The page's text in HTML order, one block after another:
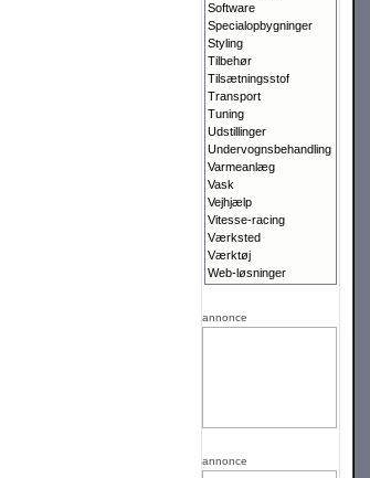
Software
Specialopbygninger
Styling
Tilbehør
Tilsætningsstof
Transport
Tuning
Udstillinger
Undervognsbehandling
Varmeanlæg
Vask
Vejhjælp
Vitesse-racing
Værksted
Værktøj
Web-løsninger
annonce
annonce